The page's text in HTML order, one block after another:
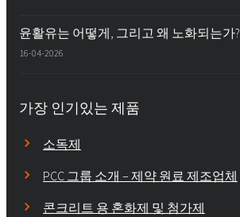
윤활유는 어떻게, 그리고 왜 노화되는가?
16-04-2026
가장 인기있는 제품
소독제
PCC 그룹 소개 – 제약 원료 제조업체
콘크리트 용 혼화제 및 첨가제